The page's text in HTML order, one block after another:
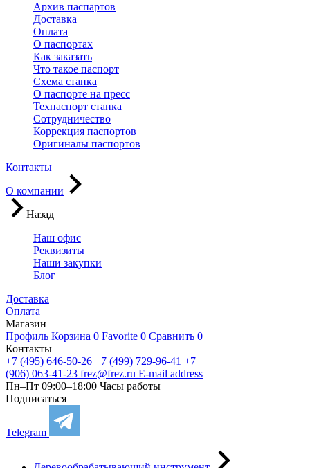
Архив паспартов
Доставка
Оплата
О паспортах
Как заказать
Что такое паспорт
Схема станка
О паспорте на пресс
Техпаспорт станка
Сотрудничество
Коррекция паспортов
Оригиналы паспортов
Контакты
О компании
Назад
Наш офис
Реквизиты
Наши закупки
Блог
Доставка
Оплата
Магазин
Профиль Корзина 0 Favorite 0 Сравнить 0
Контакты
+7 (495) 646-50-26 +7 (499) 729-96-41 +7
(906) 063-41-23 frez@frez.ru E-mail address
Пн–Пт 09:00–18:00 Часы работы
Подписаться
Telegram